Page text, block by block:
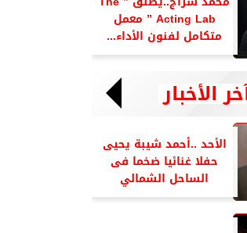
Acting Lab ” معمل
متكامل لفنون الأداء...
الأخبار
الأحد ..أحمد شيبة يحيى
حفلا غنائيا ضخما فى
الساحل الشمالي